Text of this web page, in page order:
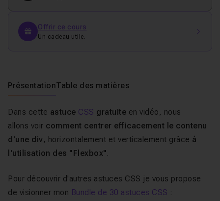
Offrir ce cours
Un cadeau utile.
PrésentationTable des matières
Dans cette astuce CSS gratuite en vidéo, nous
allons voir comment centrer efficacement le contenu
d'une div, horizontalement et verticalement grâce à
l'utilisation des "Flexbox".
Pour découvrir d'autres astuces CSS je vous propose
de visionner mon Bundle de 30 astuces CSS :